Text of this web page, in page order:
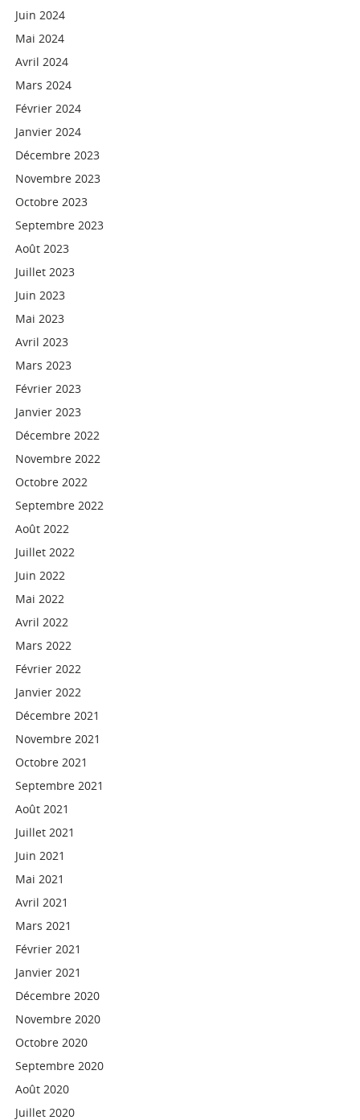
Juin 2024
Mai 2024
Avril 2024
Mars 2024
Février 2024
Janvier 2024
Décembre 2023
Novembre 2023
Octobre 2023
Septembre 2023
Août 2023
Juillet 2023
Juin 2023
Mai 2023
Avril 2023
Mars 2023
Février 2023
Janvier 2023
Décembre 2022
Novembre 2022
Octobre 2022
Septembre 2022
Août 2022
Juillet 2022
Juin 2022
Mai 2022
Avril 2022
Mars 2022
Février 2022
Janvier 2022
Décembre 2021
Novembre 2021
Octobre 2021
Septembre 2021
Août 2021
Juillet 2021
Juin 2021
Mai 2021
Avril 2021
Mars 2021
Février 2021
Janvier 2021
Décembre 2020
Novembre 2020
Octobre 2020
Septembre 2020
Août 2020
Juillet 2020